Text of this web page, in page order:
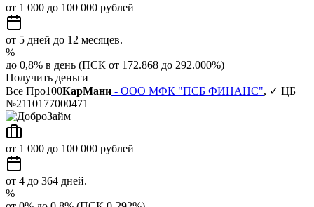
от 1 000 до 100 000 рублей
от 5 дней до 12 месяцев.
%
до 0,8% в день (ПСК от 172.868 до 292.000%)
Получить деньги
Все Про100КарМани - ООО МФК "ПСБ ФИНАНС", ✓ ЦБ
№2110177000471
от 1 000 до 100 000 рублей
от 4 до 364 дней.
%